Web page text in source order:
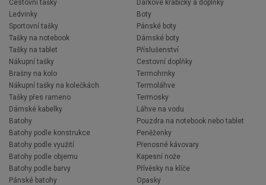
Cestovní tašky
Ledvinky
Sportovní tašky
Tašky na notebook
Tašky na tablet
Nákupní tašky
Brašny na kolo
Nákupní tašky na kolečkách
Tašky přes rameno
Dámské kabelky
Batohy
Batohy podle konstrukce
Batohy podle využití
Batohy podle objemu
Batohy podle barvy
Pánské batohy
Dárkové krabičky a doplňky
Boty
Pánské boty
Dámské boty
Příslušenství
Cestovní doplňky
Termohrnky
Termoláhve
Termosky
Láhve na vodu
Pouzdra na notebook nebo tablet
Peněženky
Přenosné kávovary
Kapesní nože
Přívěsky na klíče
Opasky